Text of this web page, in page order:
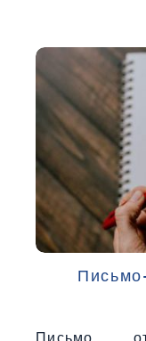
Письмо